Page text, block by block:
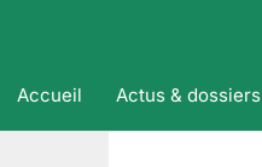
Accueil Actus & dossiers